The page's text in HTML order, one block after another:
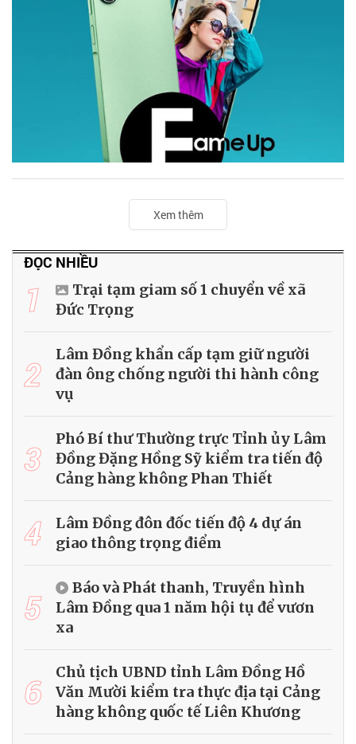
Xem thêm
ĐỌC NHIỀU
1
Trại tạm giam số 1 chuyển về xã
Đức Trọng
2
Lâm Đồng khẩn cấp tạm giữ người
đàn ông chống người thi hành công
vụ
3
Phó Bí thư Thường trực Tỉnh ủy Lâm
Đồng Đặng Hồng Sỹ kiểm tra tiến độ
Cảng hàng không Phan Thiết
4
Lâm Đồng đôn đốc tiến độ 4 dự án
giao thông trọng điểm
5
Báo và Phát thanh, Truyền hình
Lâm Đồng qua 1 năm hội tụ để vươn
xa
6
Chủ tịch UBND tỉnh Lâm Đồng Hồ
Văn Mười kiểm tra thực địa tại Cảng
hàng không quốc tế Liên Khương